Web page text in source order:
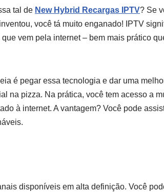
tal de New Hybrid Recargas IPTV? Se
você tá muito enganado! IPTV
vem pela internet – bem mais prático
é pegar essa tecnologia e dar uma
na pizza. Na prática, você tem acesso a
à internet. A vantagem? Você pode
disponíveis em alta definição. Você